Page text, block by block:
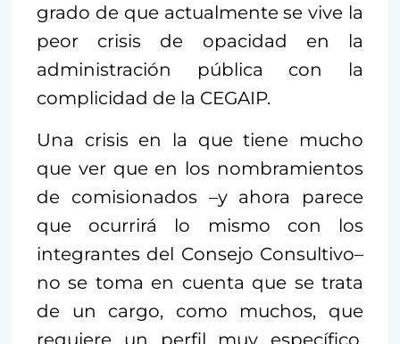
grado de que actualmente se vive la
peor crisis de opacidad en la
administración pública con la
complicidad de la CEGAIP.
Una crisis en la que tiene mucho
que ver que en los nombramientos
de comisionados –y ahora parece
que ocurrirá lo mismo con los
integrantes del Consejo Consultivo–
no se toma en cuenta que se trata
de un cargo, como muchos, que
requiere un perfil muy específico,